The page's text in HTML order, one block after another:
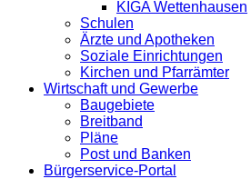
KIGA Wettenhausen
Schulen
Ärzte und Apotheken
Soziale Einrichtungen
Kirchen und Pfarrämter
Wirtschaft und Gewerbe
Baugebiete
Breitband
Pläne
Post und Banken
Bürgerservice-Portal